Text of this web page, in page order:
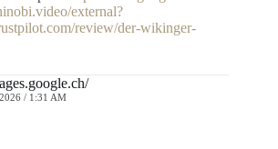
external?
review/der-wikinger-
/ 1:31 AM